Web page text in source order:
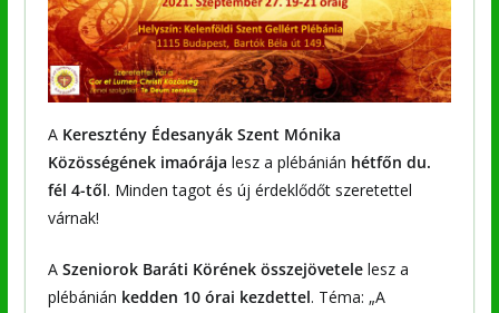
A Keresztény Édesanyák Szent Mónika
Közösségének imaórája lesz a plébánián hétfőn du.
fél 4-től. Minden tagot és új érdeklődőt szeretettel
várnak!
A Szeniorok Baráti Körének összejövetelelesz a
plébánián kedden 10 órai kezdettel. Téma: „A